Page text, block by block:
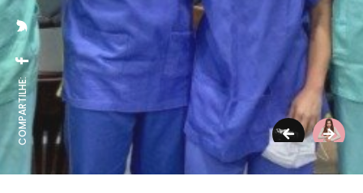
COMPARTILHE: